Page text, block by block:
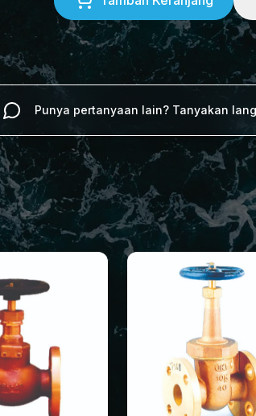
Punya pertanyaan lain? Tanyakan